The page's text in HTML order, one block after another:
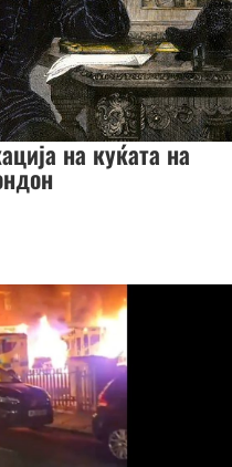
на куќата на